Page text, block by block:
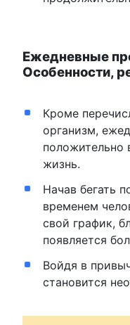
Ежедневные
Особенности,
Кроме
организм,
положительно
жизнь.
Начав бегать
временем
свой график,
появляется
Войдя в
становится